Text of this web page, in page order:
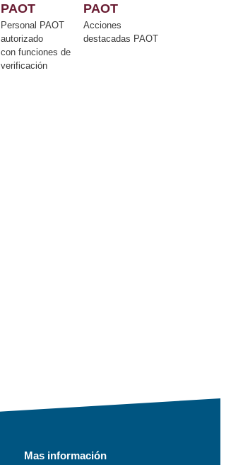
PAOT
Personal PAOT
autorizado
con funciones de
verificación
PAOT
Acciones
destacadas PAOT
Mas información